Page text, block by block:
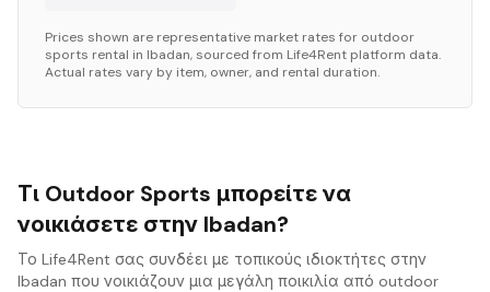
Prices shown are representative market rates for outdoor
sports rental in Ibadan, sourced from Life4Rent platform data.
Actual rates vary by item, owner, and rental duration.
Τι Outdoor Sports μπορείτε να
νοικιάσετε στην Ibadan?
Το Life4Rent σας συνδέει με τοπικούς ιδιοκτήτες στην
Ibadan που νοικιάζουν μια μεγάλη ποικιλία από outdoor